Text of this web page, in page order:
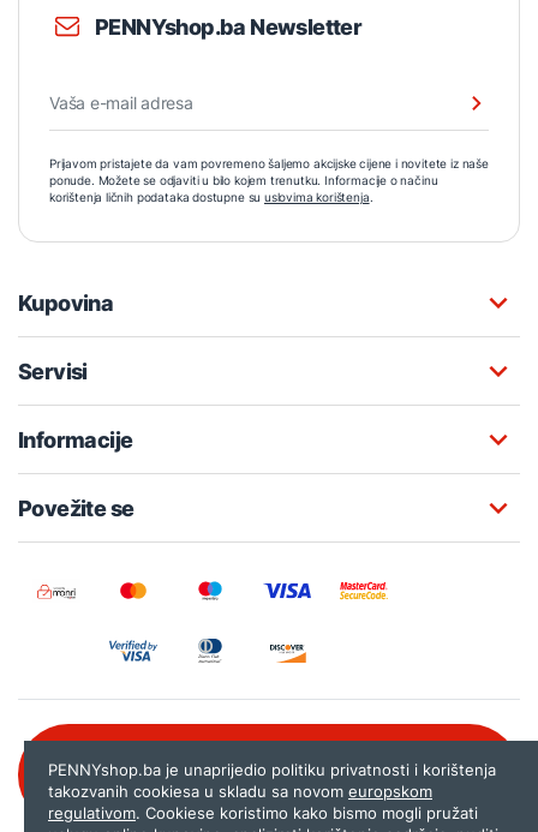
PENNYshop.ba Newsletter
Prijavom pristajete da vam povremeno šaljemo akcijske cijene i novitete iz naše
ponude. Možete se odjaviti u bilo kojem trenutku. Informacije o načinu
korištenja ličnih podataka dostupne su uslovima korištenja.
Kupovina
Servisi
Informacije
Povežite se
080 020 261
PENNYshop.ba je unaprijedio politiku privatnosti i korištenja
takozvanih cookiesa u skladu sa novom europskom
regulativom. Cookiese koristimo kako bismo mogli pružati